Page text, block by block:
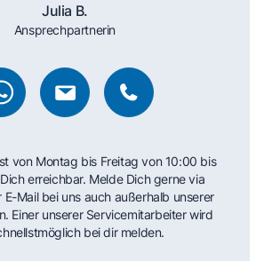
Julia B.
Ansprechpartnerin
von Montag bis Freitag von 10:00 bis
erreichbar. Melde Dich gerne via
Mail bei uns auch außerhalb unserer
Einer unserer Servicemitarbeiter wird
bei dir melden.